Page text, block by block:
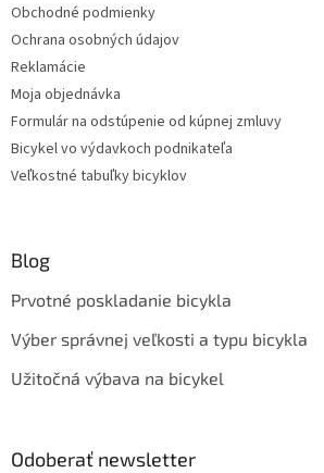
Obchodné podmienky
Ochrana osobných údajov
Reklamácie
Moja objednávka
Formulár na odstúpenie od kúpnej zmluvy
Bicykel vo výdavkoch podnikateľa
Veľkostné tabuľky bicyklov
Blog
Prvotné poskladanie bicykla
Výber správnej veľkosti a typu bicykla
Užitočná výbava na bicykel
Odoberať newsletter